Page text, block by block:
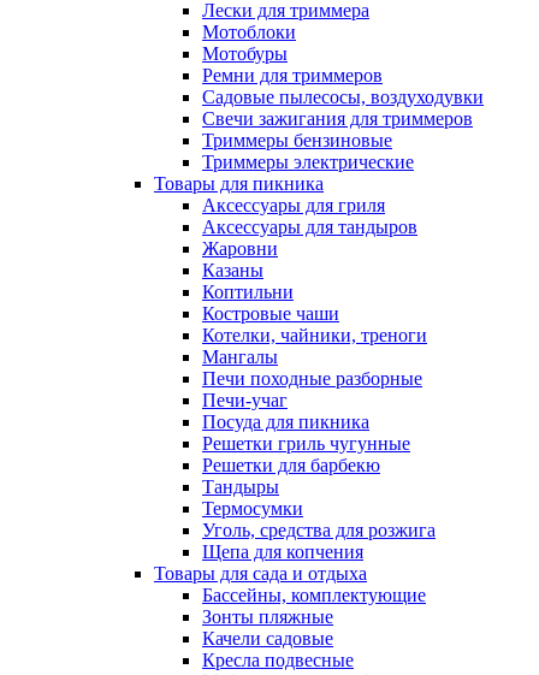
Лески для триммера
Мотоблоки
Мотобуры
Ремни для триммеров
Садовые пылесосы, воздуходувки
Свечи зажигания для триммеров
Триммеры бензиновые
Триммеры электрические
Товары для пикника
Аксессуары для гриля
Аксессуары для тандыров
Жаровни
Казаны
Коптильни
Костровые чаши
Котелки, чайники, треноги
Мангалы
Печи походные разборные
Печи-учаг
Посуда для пикника
Решетки гриль чугунные
Решетки для барбекю
Тандыры
Термосумки
Уголь, средства для розжига
Щепа для копчения
Товары для сада и отдыха
Бассейны, комплектующие
Зонты пляжные
Качели садовые
Кресла подвесные